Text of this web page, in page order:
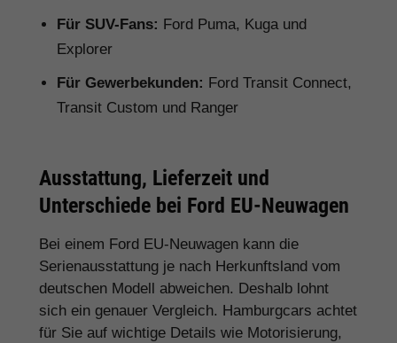
Für SUV-Fans: Ford Puma, Kuga und
Explorer
Für Gewerbekunden: Ford Transit Connect,
Transit Custom und Ranger
Ausstattung, Lieferzeit und
Unterschiede bei Ford EU-Neuwagen
Bei einem Ford EU-Neuwagen kann die
Serienausstattung je nach Herkunftsland vom
deutschen Modell abweichen. Deshalb lohnt
sich ein genauer Vergleich. Hamburgcars achtet
für Sie auf wichtige Details wie Motorisierung,